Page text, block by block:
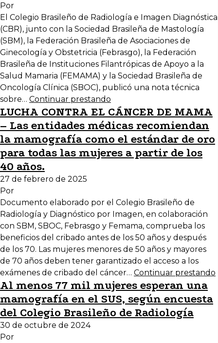
Por
El Colegio Brasileño de Radiología e Imagen Diagnóstica
(CBR), junto con la Sociedad Brasileña de Mastología
(SBM), la Federación Brasileña de Asociaciones de
Ginecología y Obstetricia (Febrasgo), la Federación
Brasileña de Instituciones Filantrópicas de Apoyo a la
Salud Mamaria (FEMAMA) y la Sociedad Brasileña de
Oncología Clínica (SBOC), publicó una nota técnica
sobre… Continuar prestando
LUCHA CONTRA EL CÁNCER DE MAMA
– Las entidades médicas recomiendan
la mamografía como el estándar de oro
para todas las mujeres a partir de los
40 años.
27 de febrero de 2025
Por
Documento elaborado por el Colegio Brasileño de
Radiología y Diagnóstico por Imagen, en colaboración
con SBM, SBOC, Febrasgo y Femama, comprueba los
beneficios del cribado antes de los 50 años y después
de los 70. Las mujeres menores de 50 años y mayores
de 70 años deben tener garantizado el acceso a los
exámenes de cribado del cáncer… Continuar prestando
Al menos 77 mil mujeres esperan una
mamografía en el SUS, según encuesta
del Colegio Brasileño de Radiología
30 de octubre de 2024
Por